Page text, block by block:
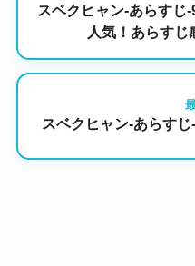
スベクヒャン-あらすじ
人気！あらすじ
スベクヒャン-あらす